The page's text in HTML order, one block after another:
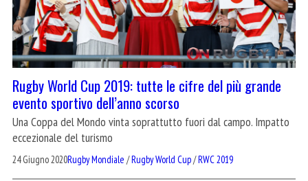
Rugby World Cup 2019: tutte le cifre del più grande
evento sportivo dell’anno scorso
Una Coppa del Mondo vinta soprattutto fuori dal campo. Impatto
eccezionale del turismo
24 Giugno 2020Rugby Mondiale /Rugby World Cup/RWC 2019